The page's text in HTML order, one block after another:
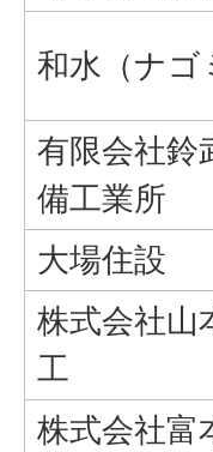
和水（ナゴ
有限会社鈴
備工業所
大場住設
株式会社山
工
株式会社富